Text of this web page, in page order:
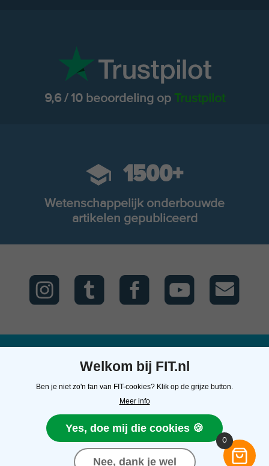
9,6 / 10 beoordeling op Trustpilot
1500+
Wetenschappelijk onderbouwde
artikelen gepubliceerd
FIT.nl
voorwaarden
Privacyverklaring
Cookieverklaring
Kunnen we je
helpen?
Veelgestelde vragen
Mijn FIT.nl shop
Retourneren
Contact
T: 0502111871
Neem contact op
0
Welkom bij FIT.nl
Ben je niet zo'n fan van FIT-cookies? Klik op de grijze button.
Meer info
Yes, doe mij die cookies 🍪
Nee, dank je wel